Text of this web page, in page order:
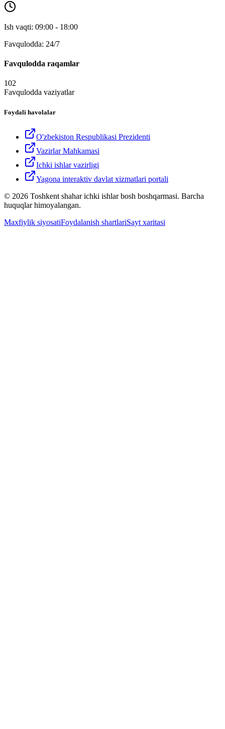
Ish vaqti: 09:00 - 18:00
Favqulodda: 24/7
Favqulodda raqamlar
102
Favqulodda vaziyatlar
Foydali havolalar
O'zbekiston Respublikasi Prezidenti
Vazirlar Mahkamasi
Ichki ishlar vazirligi
Yagona interaktiv davlat xizmatlari portali
© 2026 Toshkent shahar ichki ishlar bosh boshqarmasi. Barcha
huquqlar himoyalangan.
Maxfiylik siyosatiFoydalanish shartlariSayt xaritasi